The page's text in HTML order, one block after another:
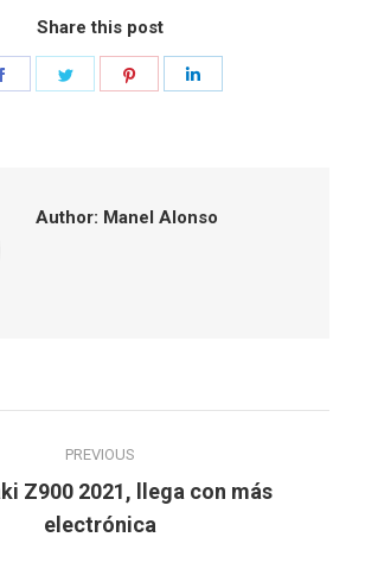
Share this post
Author: Manel Alonso
PREVIOUS
Previous
post:
Z900 2021, llega con más
electrónica